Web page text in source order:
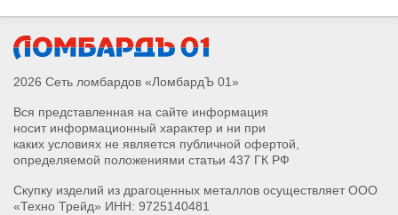
2026 Сеть ломбардов «ЛомбардЪ 01»
Вся представленная на сайте информация
носит информационный характер и ни при
каких условиях не является публичной офертой,
определяемой положениями статьи 437 ГК РФ
Скупку изделий из драгоценных металлов осуществляет ООО
«Техно Трейд» ИНН: 9725140481